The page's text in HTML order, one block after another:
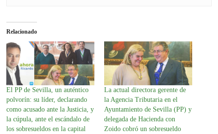
Relacionado
El PP de Sevilla, un auténtico
polvorín: su líder, declarando
como acusado ante la Justicia, y
la cúpula, ante el escándalo de
los sobresueldos en la capital
La actual directora gerente de
la Agencia Tributaria en el
Ayuntamiento de Sevilla (PP) y
delegada de Hacienda con
Zoido cobró un sobresueldo